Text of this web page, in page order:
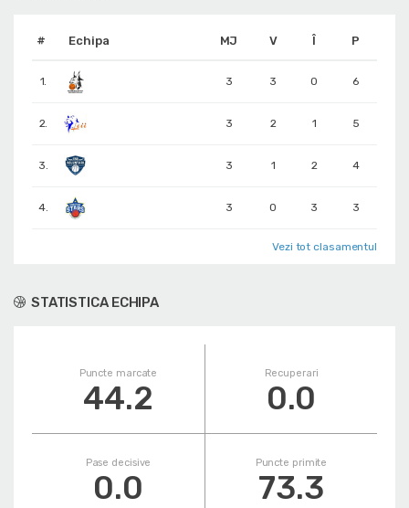
# Echipa MJ V Î P
1. 3 3 0 6
2. 3 2 1 5
3. 3 1 2 4
4. 3 0 3 3
Vezi tot clasamentul
STATISTICA ECHIPA
Puncte marcate
44.2
Recuperari
0.0
Pase decisive
0.0
Puncte primite
73.3